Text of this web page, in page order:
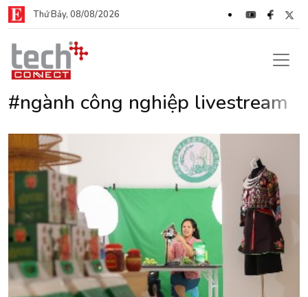
Thứ Bảy, 08/08/2026
#ngành công nghiệp livestream